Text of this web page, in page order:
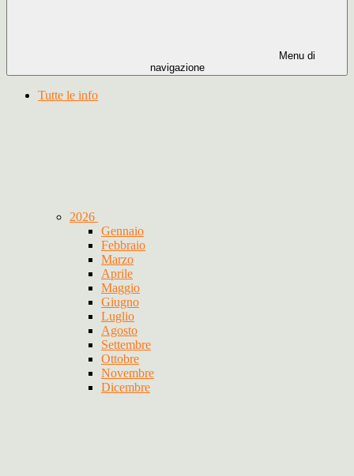
Menu di
navigazione
Tutte le info
2026
Gennaio
Febbraio
Marzo
Aprile
Maggio
Giugno
Luglio
Agosto
Settembre
Ottobre
Novembre
Dicembre